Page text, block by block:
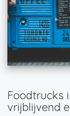
Foodtrucks
vrijblijvend